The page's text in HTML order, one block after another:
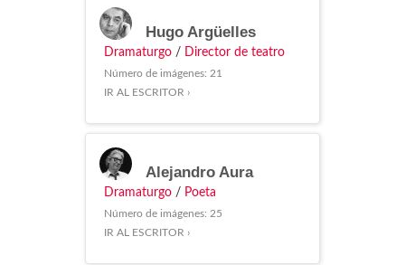
Hugo Argüelles
Dramaturgo / Director de teatro
Número de imágenes: 21
IR AL ESCRITOR ›
Alejandro Aura
Dramaturgo / Poeta
Número de imágenes: 25
IR AL ESCRITOR ›